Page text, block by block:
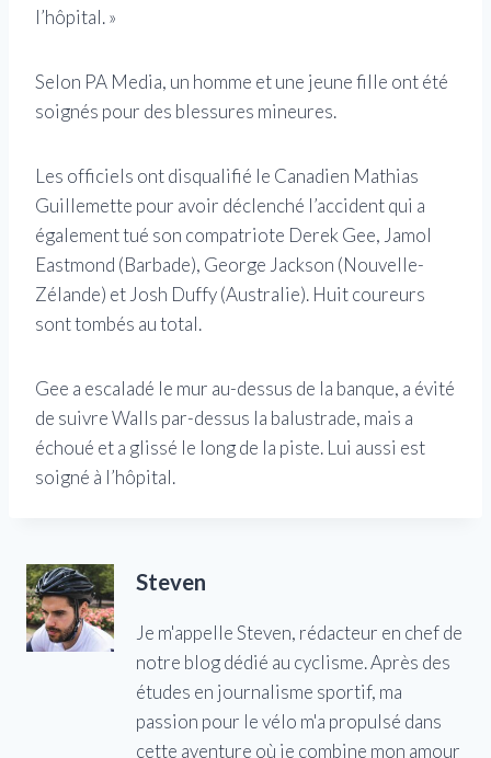
l’hôpital. »
Selon PA Media, un homme et une jeune fille ont été
soignés pour des blessures mineures.
Les officiels ont disqualifié le Canadien Mathias
Guillemette pour avoir déclenché l’accident qui a
également tué son compatriote Derek Gee, Jamol
Eastmond (Barbade), George Jackson (Nouvelle-
Zélande) et Josh Duffy (Australie). Huit coureurs
sont tombés au total.
Gee a escaladé le mur au-dessus de la banque, a évité
de suivre Walls par-dessus la balustrade, mais a
échoué et a glissé le long de la piste. Lui aussi est
soigné à l’hôpital.
Steven
Je m'appelle Steven, rédacteur en chef de
notre blog dédié au cyclisme. Après des
études en journalisme sportif, ma
passion pour le vélo m'a propulsé dans
cette aventure où je combine mon amour